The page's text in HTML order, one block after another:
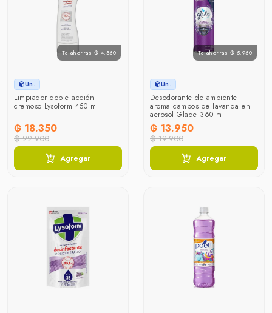
Te ahorras ₲ 4.550
Un.
Limpiador doble acción
cremoso Lysoform 450 ml
₲ 18.350
₲ 22.900
Agregar
Te ahorras ₲ 5.950
Un.
Desodorante de ambiente
aroma campos de lavanda en
aerosol Glade 360 ml
₲ 13.950
₲ 19.900
Agregar